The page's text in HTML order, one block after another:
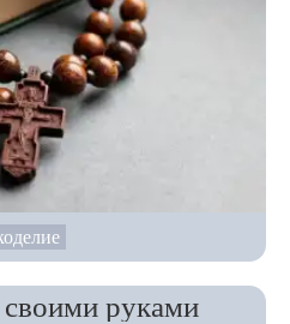
руками